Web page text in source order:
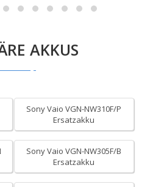
AKKUS
Sony Vaio VGN-NW310F/P
Ersatzakku
Sony Vaio VGN-NW305F/B
Ersatzakku